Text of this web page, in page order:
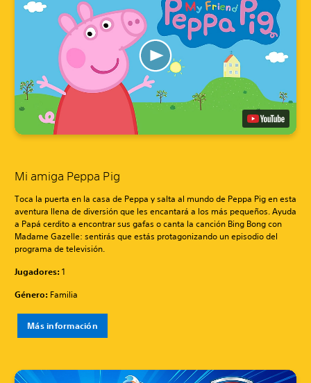
Mi amiga Peppa Pig
Toca la puerta en la casa de Peppa y salta al mundo de Peppa Pig en esta
aventura llena de diversión que les encantará a los más pequeños. Ayuda
a Papá cerdito a encontrar sus gafas o canta la canción Bing Bong con
Madame Gazelle: sentirás que estás protagonizando un episodio del
programa de televisión.
Jugadores:1
Género: Familia
Más información